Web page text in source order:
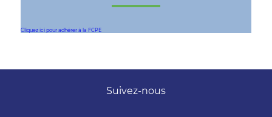
Cliquez ici pour adhérer à la FCPE
Suivez-nous